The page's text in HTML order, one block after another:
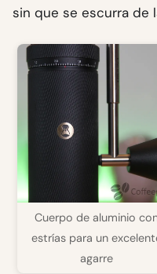
sin que se escurra de
Cuerpo de aluminio
estrías para un
agarre